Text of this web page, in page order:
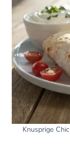
Knusprige